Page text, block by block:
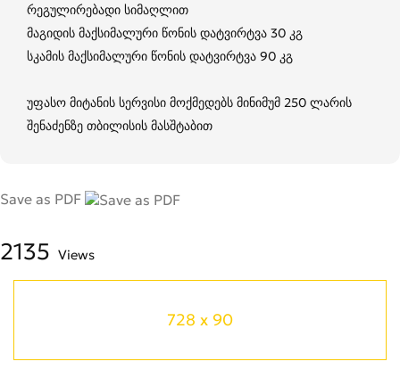
რეგულირებადი სიმაღლით
მაგიდის მაქსიმალური წონის დატვირტვა 30 კგ
სკამის მაქსიმალური წონის დატვირტვა 90 კგ
უფასო მიტანის სერვისი მოქმედებს მინიმუმ 250 ლარის
შენაძენზე თბილისის მასშტაბით
Save as PDF
2135 Views
728 x 90